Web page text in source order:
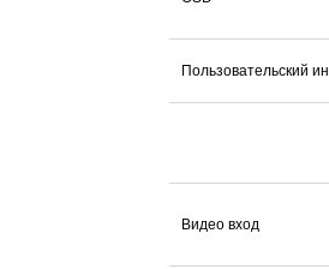
Пользовательский
Видео вход